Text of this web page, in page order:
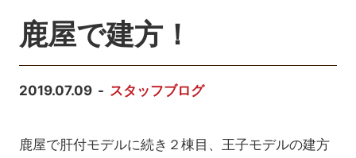
鹿屋で建方！
2019.07.09 スタッフブログ
鹿屋で肝付モデルに続き２棟目、王子モデルの建方